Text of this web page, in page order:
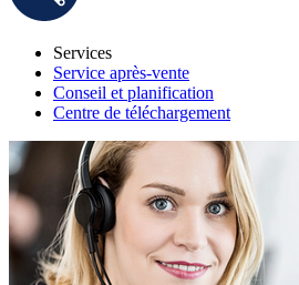
Services
Service après-vente
Conseil et planification
Centre de téléchargement